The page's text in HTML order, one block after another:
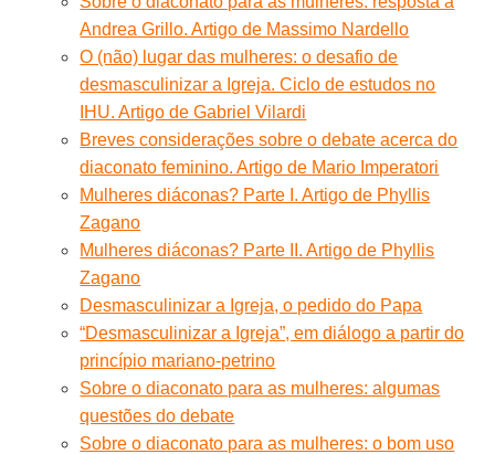
Andrea Grillo. Artigo de Massimo Nardello
O (não) lugar das mulheres: o desafio de
desmasculinizar a Igreja. Ciclo de estudos no
IHU. Artigo de Gabriel Vilardi
Breves considerações sobre o debate acerca do
diaconato feminino. Artigo de Mario Imperatori
Mulheres diáconas? Parte I. Artigo de Phyllis
Zagano
Mulheres diáconas? Parte II. Artigo de Phyllis
Zagano
Desmasculinizar a Igreja, o pedido do Papa
“Desmasculinizar a Igreja”, em diálogo a partir do
princípio mariano-petrino
Sobre o diaconato para as mulheres: algumas
questões do debate
Sobre o diaconato para as mulheres: o bom uso